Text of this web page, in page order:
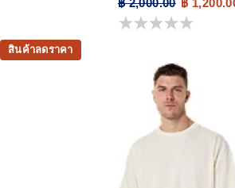
฿ 2,000.00 ฿
0.0 จาก 5 ดาว
สินค้าลดราคา